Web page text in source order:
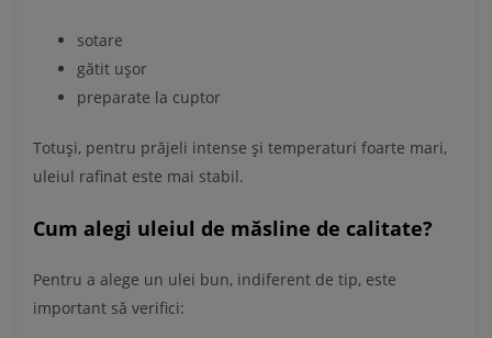
sotare
gătit ușor
preparate la cuptor
Totuși, pentru prăjeli intense și temperaturi foarte mari,
uleiul rafinat este mai stabil.
Cum alegi uleiul de măsline de calitate?
Pentru a alege un ulei bun, indiferent de tip, este
important să verifici: